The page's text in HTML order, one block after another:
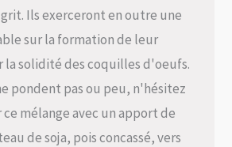
Ils exerceront en outre une
sur la formation de leur
solidité des coquilles d'oeufs.
pondent pas ou peu, n'hésitez
mélange avec un apport de
de soja, pois concassé, vers